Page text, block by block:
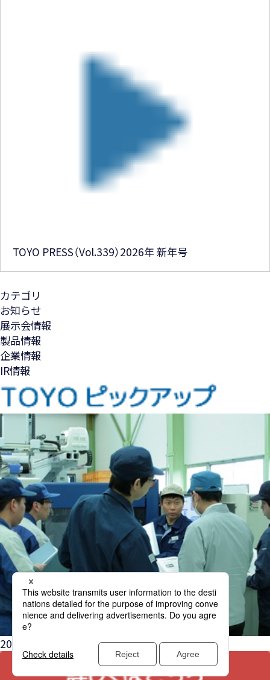
TOYO PRESS（Vol.339）2026年 新年号
カテゴリ
お知らせ
展示会情報
製品情報
企業情報
IR情報
2025年度技術スクールの予定を公開しました